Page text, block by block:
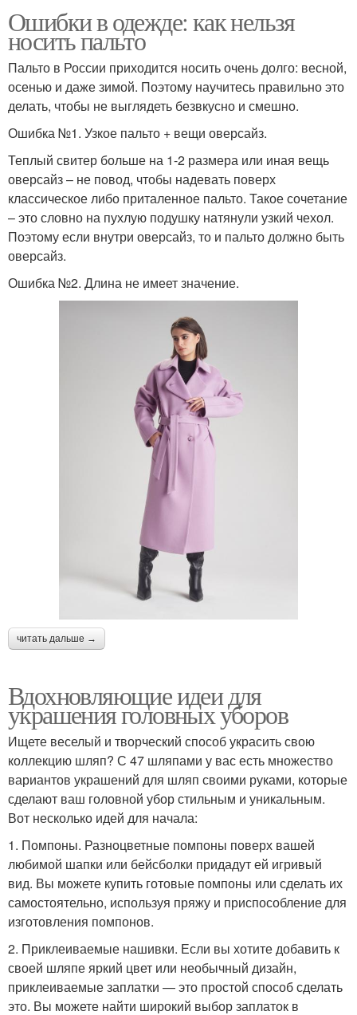
Ошибки в одежде: как нельзя
носить пальто
Пальто в России приходится носить очень долго: весной,
осенью и даже зимой. Поэтому научитесь правильно это
делать, чтобы не выглядеть безвкусно и смешно.
Ошибка №1. Узкое пальто + вещи оверсайз.
Теплый свитер больше на 1-2 размера или иная вещь
оверсайз – не повод, чтобы надевать поверх
классическое либо приталенное пальто. Такое сочетание
– это словно на пухлую подушку натянули узкий чехол.
Поэтому если внутри оверсайз, то и пальто должно быть
оверсайз.
Ошибка №2. Длина не имеет значение.
читать дальше →
Вдохновляющие идеи для
украшения головных уборов
Ищете веселый и творческий способ украсить свою
коллекцию шляп? С 47 шляпами у вас есть множество
вариантов украшений для шляп своими руками, которые
сделают ваш головной убор стильным и уникальным.
Вот несколько идей для начала:
1. Помпоны. Разноцветные помпоны поверх вашей
любимой шапки или бейсболки придадут ей игривый
вид. Вы можете купить готовые помпоны или сделать их
самостоятельно, используя пряжу и приспособление для
изготовления помпонов.
2. Приклеиваемые нашивки. Если вы хотите добавить к
своей шляпе яркий цвет или необычный дизайн,
приклеиваемые заплатки — это простой способ сделать
это. Вы можете найти широкий выбор заплаток в